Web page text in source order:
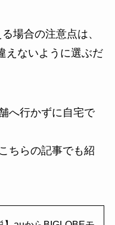
場合の注意点は、
えないように選ぶだ
へ行かずに自宅で
ちらの記事でも紹